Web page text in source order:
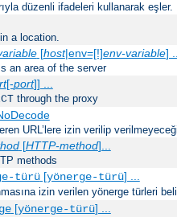
düzenli ifadeleri kullanarak eşler.
a location.
[host|env=[!]env-variable]
an area of the server
[-port]] ...
through the proxy
URL’lere izin verilip
[HTTP-method]...
methods
türü[yönerge-türü] ...
izin verilen yönerge türleri
[yönerge-türü] ...